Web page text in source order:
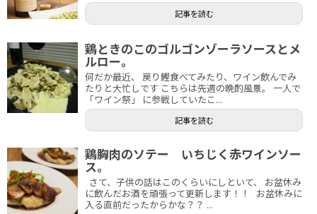
記事を読む
鶏ときのこのゴルゴンゾーラソースとメ
ルロー。
何だか最近、 戻り鰹食べてみたり、ワイン飲んでみ
たりと大忙しです こちらは先週の晩酌風景。 一人で
「ワイン祭」 に参戦していたこ...
記事を読む
鶏胸肉のソテー いちじく赤ワインソー
ス。
さて、子供の話はこのくらいにしといて、 お盆休み
に飲んだお酒を頑張って更新します！！ お盆休みに
入る直前だったからかな？？ ...